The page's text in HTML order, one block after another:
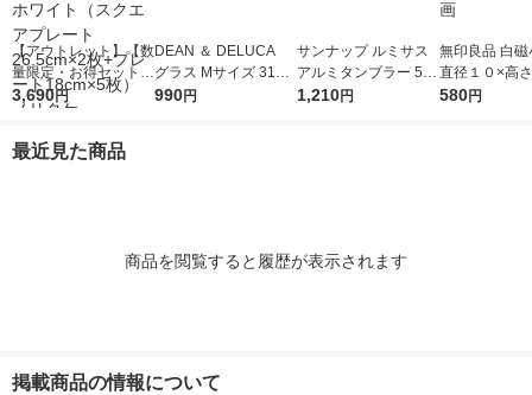
【アウトレット】【数
量限定・お得セット】
おもてなし7点セット
+プレート18cm×5
3,690円
DEAN ＆ DELUCA
グラス Mサイズ 315m
l 1個
990円
サンナップ ルミサス
アルミタンブラー 540
ml 1袋（5個入）
1,210円
無印良品 白磁
直径１０×高
1セット（1枚
580円
最近見た商品
商品を閲覧すると履歴が表示されます
掲載商品の情報について